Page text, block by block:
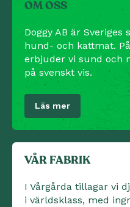
OM OSS
Doggy AB är
hund- och kattmat.
erbjuder vi sund och
på svenskt vis.
Läs mer
VÅR FABRIK
I Vårgårda tillagar vi
i världsklass, med